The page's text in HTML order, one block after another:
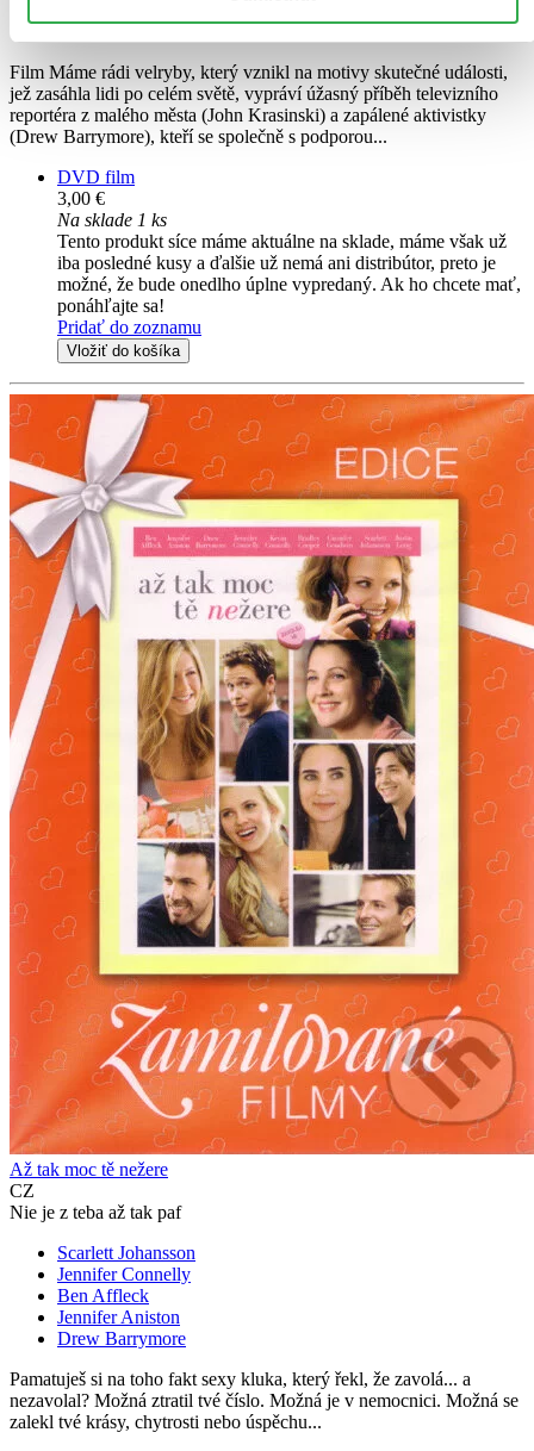
Film Máme rádi velryby, který vznikl na motivy skutečné události,
jež zasáhla lidi po celém světě, vypráví úžasný příběh televizního
reportéra z malého města (John Krasinski) a zapálené aktivistky
(Drew Barrymore), kteří se společně s podporou...
DVD film
3,00 €
Na sklade 1 ks
Tento produkt síce máme aktuálne na sklade, máme však už
iba posledné kusy a ďalšie už nemá ani distribútor, preto je
možné, že bude onedlho úplne vypredaný. Ak ho chcete mať,
ponáhľajte sa!
Pridať do zoznamu
Vložiť do košíka
Až tak moc tě nežere
CZ
Nie je z teba až tak paf
Scarlett Johansson
Jennifer Connelly
Ben Affleck
Jennifer Aniston
Drew Barrymore
Pamatuješ si na toho fakt sexy kluka, který řekl, že zavolá... a
nezavolal? Možná ztratil tvé číslo. Možná je v nemocnici. Možná se
zalekl tvé krásy, chytrosti nebo úspěchu...